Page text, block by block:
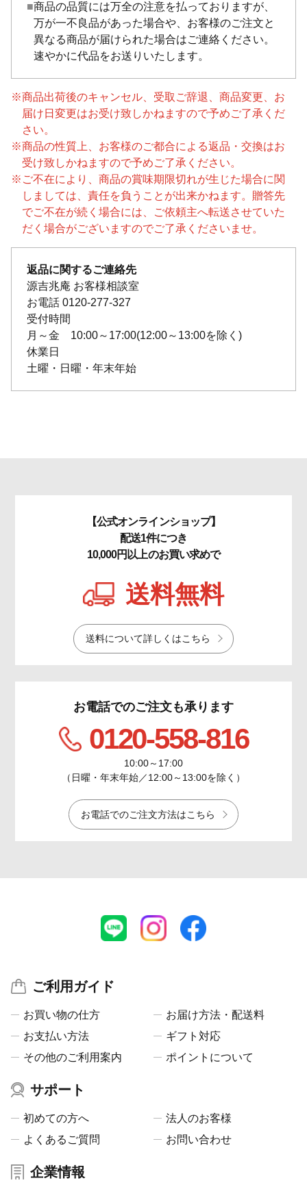
■商品の品質には万全の注意を払っておりますが、
万が一不良品があった場合や、お客様のご注文と
異なる商品が届けられた場合はご連絡ください。
速やかに代品をお送りいたします。
※商品出荷後のキャンセル、受取ご辞退、商品変更、お
届け日変更はお受け致しかねますので予めご了承くだ
さい。
※商品の性質上、お客様のご都合による返品・交換はお
受け致しかねますので予めご了承ください。
※ ご不在により、商品の賞味期限切れが生じた場合に関
しましては、責任を負うことが出来かねます。贈答先
でご不在が続く場合には、ご依頼主へ転送させていた
だく場合がございますのでご了承くださいませ。
返品に関するご連絡先
源吉兆庵 お客様相談室
お電話 0120-277-327
受付時間
月～金 10:00～17:00(12:00～13:00を除く)
休業日
土曜・日曜・年末年始
【公式オンラインショップ】
配送1件につき
10,000円以上のお買い求めで
送料無料
送料について詳しくはこちら
お電話でのご注文も承ります
0120-558-816
10:00～17:00
（日曜・年末年始／12:00～13:00を除く）
お電話でのご注文方法はこちら
ご利用ガイド
お買い物の仕方
お届け方法・配送料
お支払い方法
ギフト対応
その他のご利用案内
ポイントについて
サポート
初めての方へ
法人のお客様
よくあるご質問
お問い合わせ
企業情報